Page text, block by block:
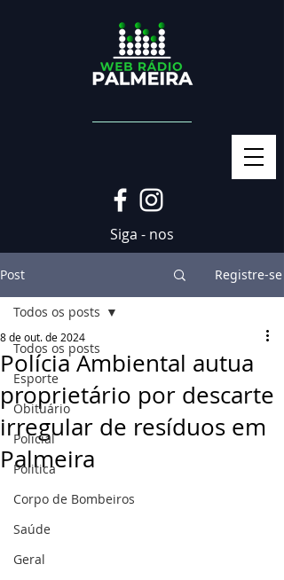
Siga - nos
Post Registre-se
Todos os posts
Esporte
Obituário
Policial
Politica
Corpo de Bombeiros
Saúde
Geral
Todos os posts
Polícia Ambiental autua
proprietário por descarte
irregular de resíduos em
Palmeira
8 de out. de 2024